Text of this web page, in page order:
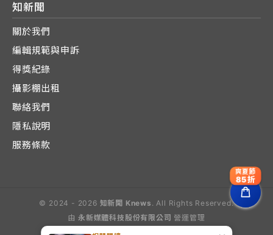
知新聞
關於我們
編輯規範與申訴
得獎紀錄
攝影棚出租
聯絡我們
隱私說明
服務條款
© 2024 - 2026 知新聞 Knews . All Rights Reserved.
由 永新媒體科技股份有限公司 營運管理
爽夏節
85折